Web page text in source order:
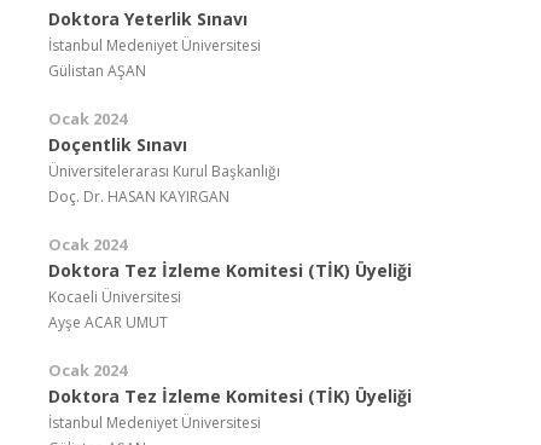
Doktora Yeterlik Sınavı
İstanbul Medeniyet Üniversitesi
Gülistan AŞAN
Ocak 2024
Doçentlik Sınavı
Üniversitelerarası Kurul Başkanlığı
Doç. Dr. HASAN KAYIRGAN
Ocak 2024
Doktora Tez İzleme Komitesi (TİK) Üyeliği
Kocaeli Üniversitesi
Ayşe ACAR UMUT
Ocak 2024
Doktora Tez İzleme Komitesi (TİK) Üyeliği
İstanbul Medeniyet Üniversitesi